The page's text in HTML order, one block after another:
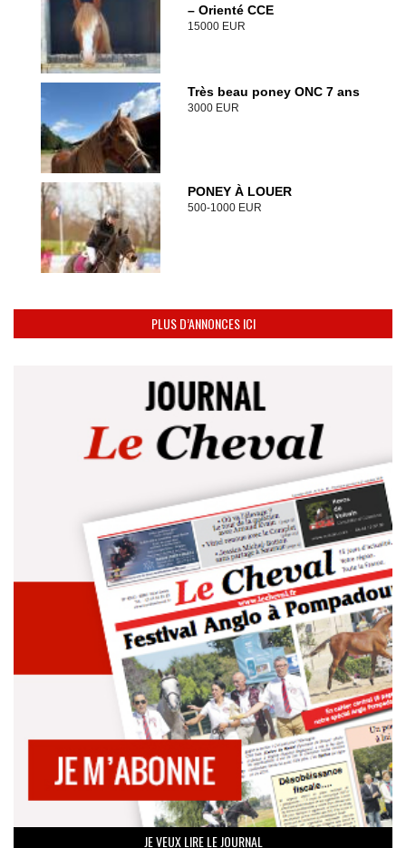
– Orienté CCE
15000 EUR
Très beau poney ONC 7 ans
3000 EUR
PONEY À LOUER
500-1000 EUR
PLUS D’ANNONCES ICI
JE VEUX LIRE LE JOURNAL